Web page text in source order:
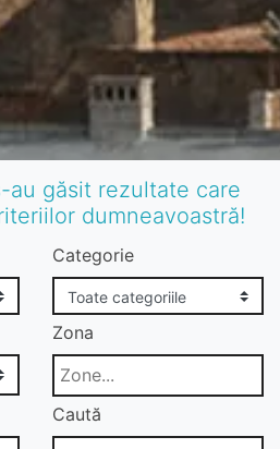
au găsit rezultate care
dumneavoastră!
Categorie
Zona
Caută